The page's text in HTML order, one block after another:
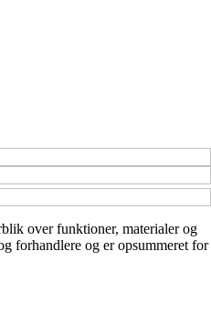
over funktioner, materialer og
forhandlere og er opsummeret for